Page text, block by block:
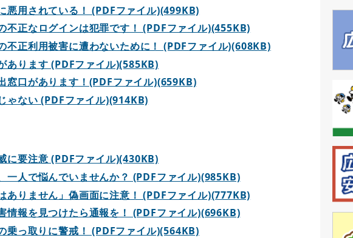
悪用されている！ (PDFファイル)(499KB)
不正なログインは犯罪です！ (PDFファイル)(455KB)
不正利用被害に遭わないために！ (PDFファイル)(608KB)
あります (PDFファイル)(585KB)
窓口があります！(PDFファイル)(659KB)
ゃない (PDFファイル)(914KB)
に要注意 (PDFファイル)(430KB)
一人で悩んでいませんか？ (PDFファイル)(985KB)
ありません」偽画面に注意！ (PDFファイル)(777KB)
情報を見つけたら通報を！ (PDFファイル)(696KB)
乗っ取りに警戒！ (PDFファイル)(564KB)